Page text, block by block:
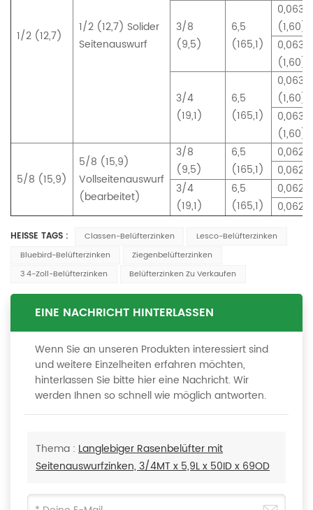
1/2 (12,7)
1/2 (12,7) Solider
Seitenauswurf
3/8
(9,5)
6,5
(165,1)
0,063
(1,60)
0,063
(1,60)
3/4
(19,1)
6,5
(165,1)
0,063
(1,60)
0,063
(1,60)
5/8 (15,9)
5/8 (15,9)
Vollseitenauswurf
(bearbeitet)
3/8
(9,5)
6,5
(165,1)
0,062
0,062
3/4
(19,1)
6,5
(165,1)
0,062
0,062
HEISSE TAGS : Classen-Belüfterzinken
Lesco-Belüfterzinken
Bluebird-Belüfterzinken
Ziegenbelüfterzinken
3 4-Zoll-Belüfterzinken
Belüfterzinken Zu Verkaufen
EINE NACHRICHT HINTERLASSEN
Wenn Sie an unseren Produkten interessiert sind
und weitere Einzelheiten erfahren möchten,
hinterlassen Sie bitte hier eine Nachricht. Wir
werden Ihnen so schnell wie möglich antworten.
Thema : Langlebiger Rasenbelüfter mit
Seitenauswurfzinken, 3/4MT x 5,9L x 50ID x 69OD